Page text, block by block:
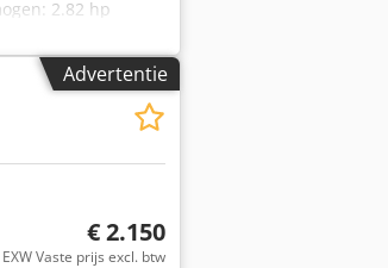
2.82 hp
Advertentie
€ 2.150
EXW Vaste prijs excl. btw